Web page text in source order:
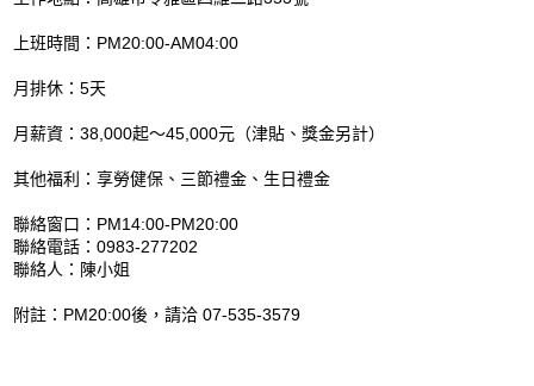
上班時間：PM20:00-AM04:00
月排休：5天
月薪資：38,000起～45,000元（津貼、獎金另計）
其他福利：享勞健保、三節禮金、生日禮金
聯絡窗口：PM14:00-PM20:00
聯絡電話：0983-277202
聯絡人：陳小姐
附註：PM20:00後，請洽 07-535-3579